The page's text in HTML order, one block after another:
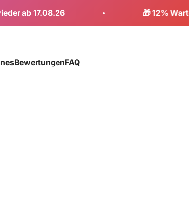
🎁 12% Warte-Rabatt
BewertungenFAQ